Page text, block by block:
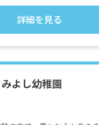
詳細を見る
よし幼稚園